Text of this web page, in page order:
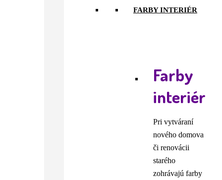
FARBY INTERIÉR
Farby
interiér
Pri vytváraní
nového domova
či renovácii
starého
zohrávajú farby